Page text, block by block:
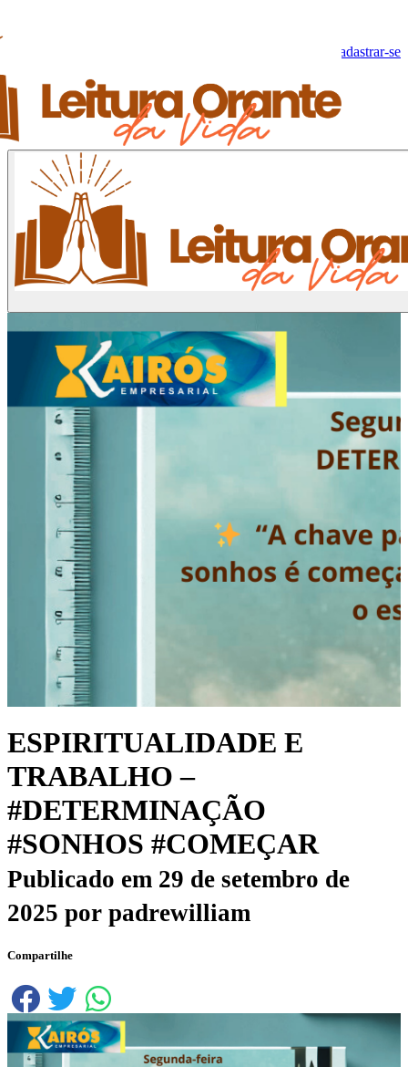
Cadastrar-se
ESPIRITUALIDADE E
TRABALHO –
#DETERMINAÇÃO
#SONHOS #COMEÇAR
Publicado em 29 de setembro de
2025 por padrewilliam
Compartilhe